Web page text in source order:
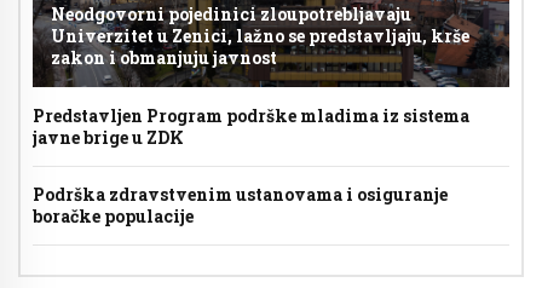
Neodgovorni pojedinici zloupotrebljavaju
Univerzitet u Zenici, lažno se predstavljaju, krše
zakon i obmanjuju javnost
Predstavljen Program podrške mladima iz sistema
javne brige u ZDK
Podrška zdravstvenim ustanovama i osiguranje
boračke populacije